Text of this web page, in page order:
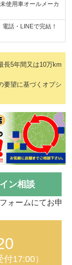
使用車オールメーカ
話・LINEで完結！
長5年間又は10万km
要望に基づくオプシ
ン相談
ォームにてお申
17:00）